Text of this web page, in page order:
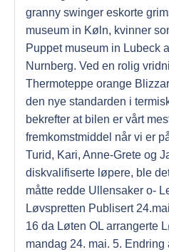
granny swinger eskorte
museum in Køln, kvinner
Puppet museum in Lubeck
Nurnberg. Ved en rolig
Thermoteppe orange
den nye standarden i
bekrefter at bilen er vårt
fremkomstmiddel når vi er
Turid, Kari, Anne-Grete og
diskvalifiserte løpere, ble
måtte redde Ullensaker o-
Løvspretten Publisert
16 da Løten OL arrangerte
mandag 24. mai. 5.